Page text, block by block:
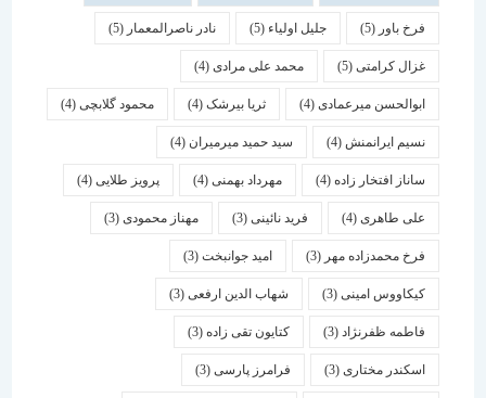
فرخ باور(5) جلیل اولیاء(5) نادر ناصرالمعمار (5)
غزال کرامتی(5) محمد علی مرادی(4)
ابوالحسن میرعمادی(4) ثریا بیرشک(4) محمود گلابچی(4)
نسیم ایرانمنش(4) سید حمید میرمیران(4)
ساناز افتخار زاده(4) مهرداد بهمنی (4) پرویز طلایی(4)
علی طاهری(4) فرید نائینی(3) مهناز محمودی(3)
فرخ محمدزاده مهر(3) امید جوانبخت(3)
کیکاووس امینی(3) شهاب الدین ارفعی(3)
فاطمه ظفرنژاد(3) کتایون تقی زاده(3)
اسكندر مختاری (3) فرامرز پارسی(3)